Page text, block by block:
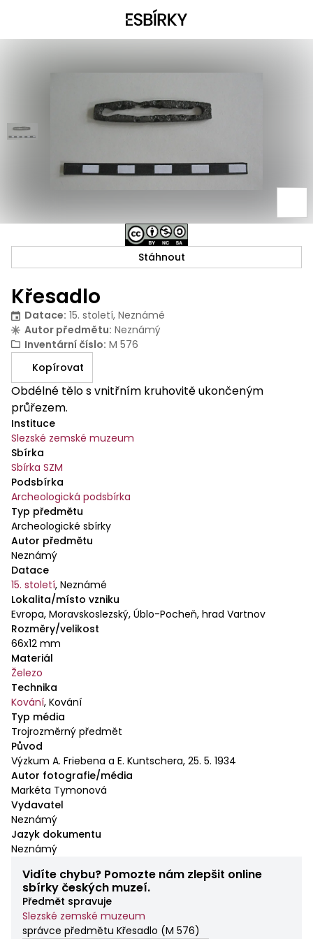
Křesadlo
Datace: 15. století, Neznámé
Autor předmětu: Neznámý
Inventární číslo: M 576
Kopírovat
Obdélné tělo s vnitřním kruhovitě ukončeným
průřezem.
Instituce
Slezské zemské muzeum
Sbírka
Sbírka SZM
Podsbírka
Archeologická podsbírka
Typ předmětu
Archeologické sbírky
Autor předmětu
Neznámý
Datace
15. století, Neznámé
Lokalita/místo vzniku
Evropa, Moravskoslezský, Úblo-Pocheň, hrad Vartnov
Rozměry/velikost
66x12 mm
Materiál
Železo
Technika
Kování, Kování
Typ média
Trojrozměrný předmět
Původ
Výzkum A. Friebena a E. Kuntschera, 25. 5. 1934
Autor fotografie/média
Markéta Tymonová
Vydavatel
Neznámý
Jazyk dokumentu
Neznámý
Vidíte chybu? Pomozte nám zlepšit online
sbírky českých muzeí.
Předmět spravuje
Slezské zemské muzeum
správce předmětu Křesadlo (M 576)
Stáhnout